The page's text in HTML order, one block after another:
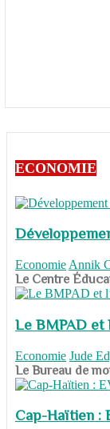
ECONOMIE
Economie Annik
​​​​​​​Le Centre
Le BMPAD et
Economie Jude
​​​​​​​Le Bureau de
Cap-Haïtien :